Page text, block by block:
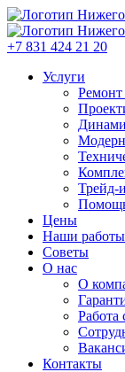
+7 831 424 21 20
Услуги
Ремонт
Трейд-
Цены
Наши работы
Советы
О нас
О
Работа
Контакты